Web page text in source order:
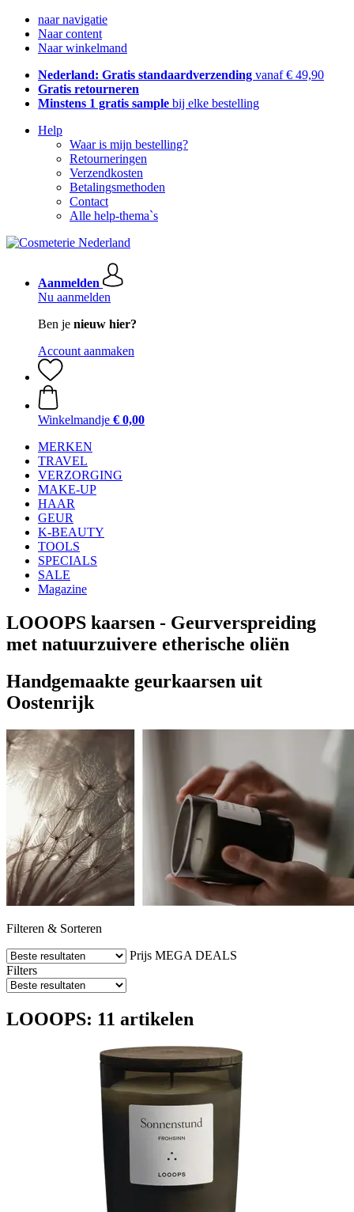
naar navigatie
Naar content
Naar winkelmand
Nederland: Gratis standaardverzending vanaf € 49,90
Gratis retourneren
Minstens 1 gratis sample bij elke bestelling
Help
Waar is mijn bestelling?
Retourneringen
Verzendkosten
Betalingsmethoden
Contact
Alle help-thema`s
Aanmelden
Nu aanmelden
Ben je nieuw hier?
Account aanmaken
Winkelmandje € 0,00
MERKEN
TRAVEL
VERZORGING
MAKE-UP
HAAR
GEUR
K-BEAUTY
TOOLS
SPECIALS
SALE
Magazine
LOOOPS kaarsen - Geurverspreiding
met natuurzuivere etherische oliën
Handgemaakte geurkaarsen uit
Oostenrijk
Filteren & Sorteren
Prijs MEGA DEALS
Filters
LOOOPS: 11 artikelen